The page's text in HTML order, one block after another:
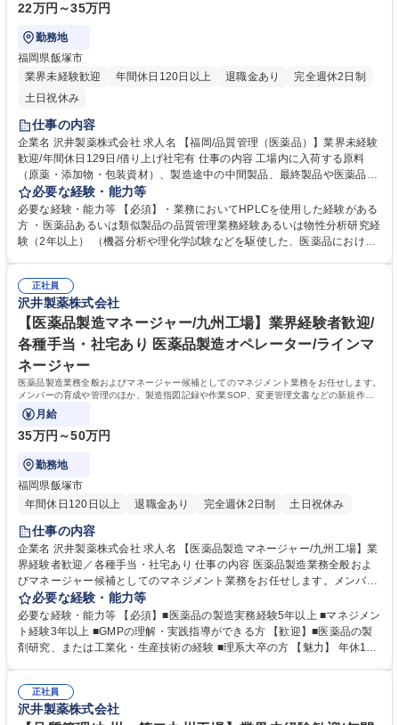
22万円～35万円
勤務地
福岡県飯塚市
業界未経験歓迎
年間休日120日以上 退職金あり
完全週休2日制
土日祝休み
仕事の内容
企業名 沢井製薬株式会社 求人名 【福岡/品質管理（医薬品）】業界未経験
歓迎/年間休日129日/借り上げ社宅有 仕事の内容 工場内に入荷する原料
（原薬・添加物・包装資材）、製造途中の中間製品、最終製品や医薬品を
製造する環境そのものについて、国の基準を満たす品質かどうかの確認し
ていただきます。 沢井製薬では、国の基準を上回る厳しい基準を設け、ひ
とつ上の品質を目指しています。 【詳細】 ・医薬品原料、製造中間品、
製剤等の理化学試験及び機器分析業務等 ・試験記録、報告書の作成 ・使
必要な経験・能力等
必要な経験・能力等 【必須】・業務においてHPLCを使用した経験がある
方 ・医薬品あるいは類似製品の品質管理業務経験あるいは物性分析研究経
験（2年以上） （機器分析や理化学試験などを駆使した、医薬品における
の経験 ・医薬品などの製剤開発経験 学歴・資格 学歴：大学院 大学 高専
語学力： 資格：
正社員
沢井製薬株式会社
【医薬品製造マネージャー/九州工場】業界経験者歓迎/
各種手当・社宅あり 医薬品製造オペレーター/ラインマ
ネージャー
医薬品製造業務全般およびマネージャー候補としてのマネジメント業務をお任せします。
メンバーの育成や管理のほか、製造指図記録や作業SOP、変更管理文書などの新規作
成・改定を推進します。
月給
35万円～50万円
勤務地
福岡県飯塚市
年間休日120日以上
退職金あり 完全週休2日制 土日祝休み
仕事の内容
企業名 沢井製薬株式会社 求人名 【医薬品製造マネージャー/九州工場】業
界経験者歓迎／各種手当・社宅あり 仕事の内容 医薬品製造業務全般およ
びマネージャー候補としてのマネジメント業務をお任せします。メンバー
の育成や管理のほか、製造指図記録や作業SOP、変更管理文書などの新規
作成・改定を推進します。 【詳細】これまでの経験を考慮し担当業務を決
定。既存の製造ライン管理に加え、グループマネージャー候補としてメン
バーの育成や管理を主導します。さらに、GMPに基づいた既存文書（指図
務（早番、遅番など）や繁忙による土日勤務が発生する場合があります。
募集職種 【医薬品製造マネージャー/九州工場】業界経験者歓迎／各種手
必要な経験・能力等
必要な経験・能力等 【必須】■医薬品の製造実務経験5年以上 ■マネジメン
ト経験3年以上 ■GMPの理解・実践指導ができる方 【歓迎】■医薬品の製
剤研究、または工業化・生産技術の経験 ■理系大卒の方 【魅力】 年休129
歴・資格 学歴：大学院 大学 高専 短大 専修学校 高校 語学力： 資格：
正社員
沢井製薬株式会社